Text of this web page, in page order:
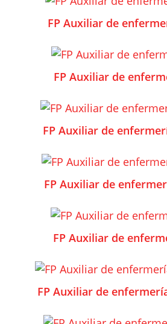
FP Auxiliar de
FP Auxiliar de
FP Auxiliar de
FP Auxiliar de
FP Auxiliar de
FP Auxiliar de